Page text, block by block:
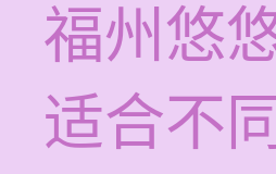
福州悠
适合不